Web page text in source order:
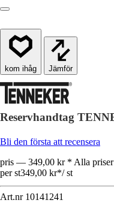
Jämför
Reservhandtag
Bli den första att recensera
pris — 349,00 kr * Alla priser
per st349,00 kr*/ st
Art.nr 10141241